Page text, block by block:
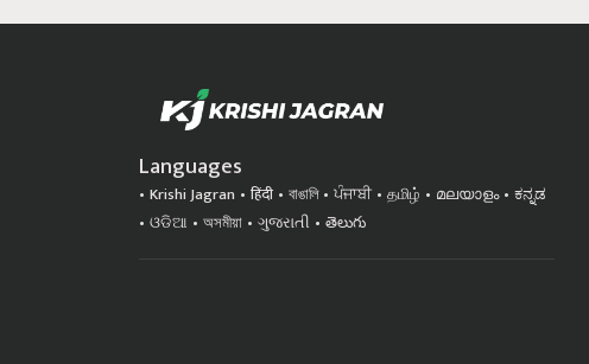
Languages
Krishi Jagran हिंदी বাঙালি ਪੰਜਾਬੀ தமிழ் മലയാളം
ಕನ್ನಡ
ଓଡିଆ
অসমীয়া ગુજરાતી తెలుగు